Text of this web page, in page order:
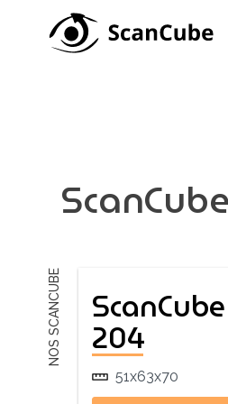
ScanCube
204
51x63x70